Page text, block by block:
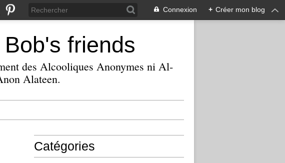
Connexion + Créer mon blog
friends
des Alcooliques Anonymes ni Al-
Alateen.
Catégories